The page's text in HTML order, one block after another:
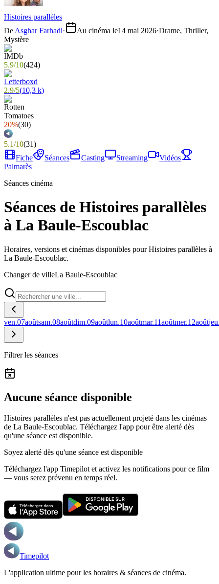
Histoires parallèles
De Asghar Farhadi· Au cinéma le14 mai 2026·Drame, Thriller,
Mystère
5.9/10(424)
2.9/5(10,3 k)
20%(30)
5.1/10(31)
Fiche
Séances Casting Streaming
Vidéos
Palmarès
Séances cinéma
Séances de Histoires parallèles
à La Baule-Escoublac
Horaires, versions et cinémas disponibles pour Histoires parallèles à
La Baule-Escoublac.
Changer de villeLa Baule-Escoublac
ven.07aoûtsam.08aoûtdim.09aoûtlun.10aoûtmar.11aoûtmer.12août
Filtrer les séances
Aucune séance disponible
Histoires parallèles n'est pas actuellement projeté dans les cinémas
de La Baule-Escoublac. Téléchargez l'app pour être alerté dès
qu'une séance est disponible.
Soyez alerté dès qu'une séance est disponible
Téléchargez l'app Timepilot et activez les notifications pour ce film
— vous serez prévenu en temps réel.
Timepilot
L'application ultime pour les horaires & séances de cinéma.